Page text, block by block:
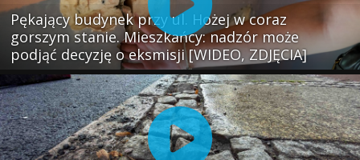
Pękający budynek przy ul. Hożej w coraz
gorszym stanie. Mieszkańcy: nadzór może
podjąć decyzję o eksmisji [WIDEO, ZDJĘCIA]